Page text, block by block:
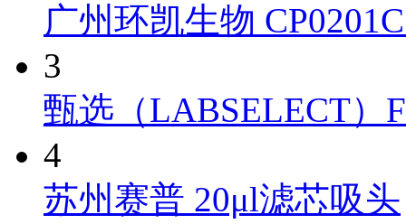
广州环凯生物
3
甄选（LABSELECT）
4
苏州赛普 20μl滤芯吸头